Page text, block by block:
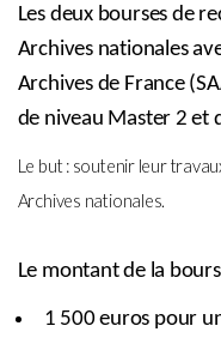
Les deux bourses de
Archives nationales
Archives de France
de niveau Master 2 et
Le but : soutenir leur
Archives nationales.
Le montant de la
1 500 euros pour